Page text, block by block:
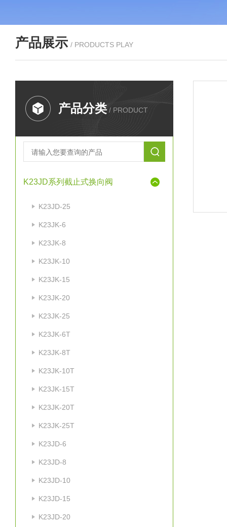
产品展示 / PRODUCTS PLAY
产品分类 / PRODUCT
K23JD系列截止式换向阀
K23JD-25
K23JK-6
K23JK-8
K23JK-10
K23JK-15
K23JK-20
K23JK-25
K23JK-6T
K23JK-8T
K23JK-10T
K23JK-15T
K23JK-20T
K23JK-25T
K23JD-6
K23JD-8
K23JD-10
K23JD-15
K23JD-20